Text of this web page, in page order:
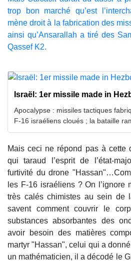
trop bon marché qu’est
mène droit à la fabrication des
ainsi qu’Ansarallah a tiré des
Qassef K2.
Israël: 1er missile made in
Apocalypse : missiles tactiques
F-16 israéliens cloués ; la bataille
Mais ceci ne répond pas à cette
qui taraud l’esprit de l’état-
furtivité du drone
les F-16 israéliens ? On l’ignore
très calés chimistes au sein de
savent comment couvrir le
substances absorbantes des
avoir besoin des matières
martyr "Hassan", celui qui a
un mathématicien, il a décodé le